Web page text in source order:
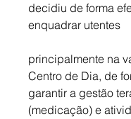
decidiu de forma
enquadrar utentes
principalmente na
Centro de Dia, de
garantir a gestão
(medicação) e